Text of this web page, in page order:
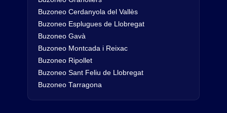
Buzoneo Cerdanyola del Vallès
Buzoneo Esplugues de Llobregat
Buzoneo Gavà
Buzoneo Montcada i Reixac
Buzoneo Ripollet
Buzoneo Sant Feliu de Llobregat
Buzoneo Tarragona